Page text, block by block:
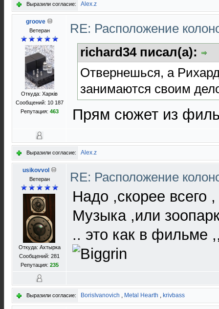
Выразили согласие: Alex.z
groove
Ветеран
Откуда: Харків
Сообщений: 10 187
Репутация: 463
RE: Расположение
richard34 писал(а):
Отвернешься, а
занимаются своим
Прям сюжет из
Выразили согласие: Alex.z
usikovvol
Ветеран
Откуда: Ахтырка
Сообщений: 281
Репутация: 235
RE: Расположение
Надо ,скорее всего
Музыка ,или
.. это как в фильме
Выразили согласие: BorisIvanovich , Metal Hearth , krivbass